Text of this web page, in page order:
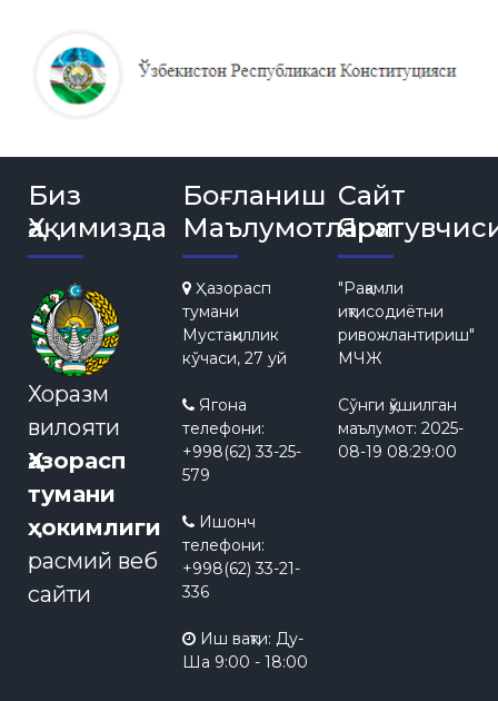
Биз
Ҳақимизда
Хоразм
вилояти
Ҳазорасп
тумани
ҳокимлиги
расмий веб
сайти
Боғланиш
Маълумотлари
Ҳазорасп
тумани
Мустақиллик
кўчаси, 27 уй
Ягона
телефони:
+998(62) 33-25-
579
Ишонч
телефони:
+998(62) 33-21-
336
Иш вақти: Ду-
Ша 9:00 - 18:00
Сайт
"Рақамли
иқтисодиётни
ривожлантириш"
МЧЖ
Сўнги қўшилган
маълумот: 2025-
08-19 08:29:00